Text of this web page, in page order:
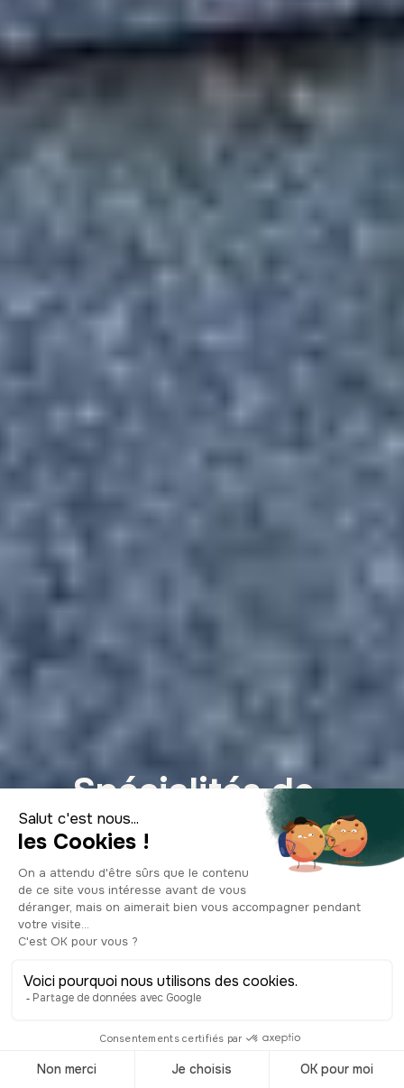
Spécialités de
Saint-Malo :
kouign-amann,
craquelins et
saveurs de la côte
bretonne en 2026